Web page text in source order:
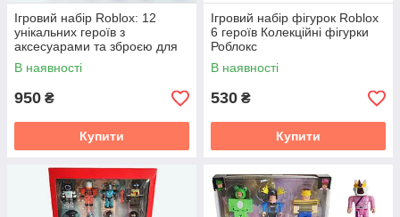
Ігровий набір Roblox: 12
унікальних героїв з
аксесуарами та зброєю для
яскравих пригод
В наявності
950 ₴
Купити
Ігровий набір фігурок Roblox
6 героїв Колекційні фігурки
Роблокс
В наявності
530 ₴
Купити